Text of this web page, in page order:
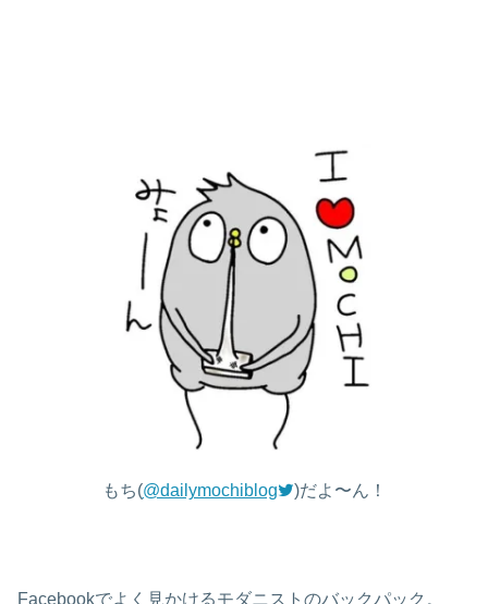
もち(@dailymochiblog )だよ〜ん！
Facebookでよく見かけるモダニストのバックパック。